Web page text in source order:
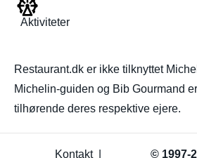
Aktiviteter
Restaurant.dk er ikke tilknyttet
Michelin-guiden og Bib Gourmand
tilhørende deres respektive ejere.
© 1997-
Kontakt|